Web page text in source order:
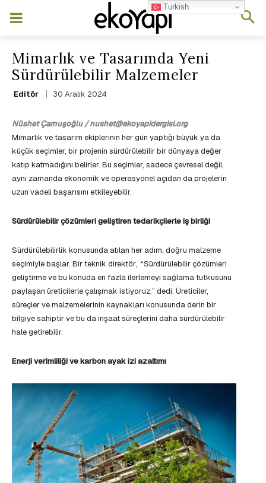
Mimarlık ve Tasarımda Yeni
Sürdürülebilir Malzemeler
Editör 30 Aralık 2024
Nüshet Çamuşoğlu / nushet@ekoyapidergisi.org
Mimarlık ve tasarım ekiplerinin her gün yaptığı büyük ya da
küçük seçimler, bir projenin sürdürülebilir bir dünyaya değer
katıp katmadığını belirler. Bu seçimler, sadece çevresel değil,
aynı zamanda ekonomik ve operasyonel açıdan da projelerin
uzun vadeli başarısını etkileyebilir.
Sürdürülebilir çözümleri geliştiren tedarikçilerle iş birliği
Sürdürülebilirlik konusunda atılan her adım, doğru malzeme
seçimiyle başlar. Bir teknik direktör, “Sürdürülebilir çözümleri
geliştirme ve bu konuda en fazla ilerlemeyi sağlama tutkusunu
paylaşan üreticilerle çalışmak istiyoruz.” dedi. Üreticiler,
süreçler ve malzemelerinin kaynakları konusunda derin bir
bilgiye sahiptir ve bu da inşaat süreçlerini daha sürdürülebilir
hale getirebilir.
Enerji verimliliği ve karbon ayak izi azaltımı
Turkish